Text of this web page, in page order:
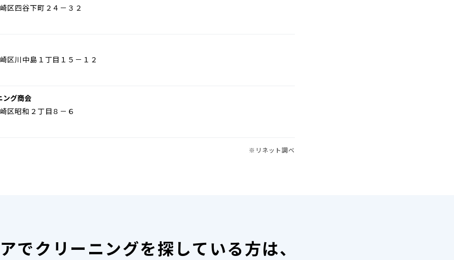
区四谷下町２４－３２
区川中島１丁目１５－１２
ング商会
区昭和２丁目８－６
※リネット調べ
でクリーニングを探している方は、